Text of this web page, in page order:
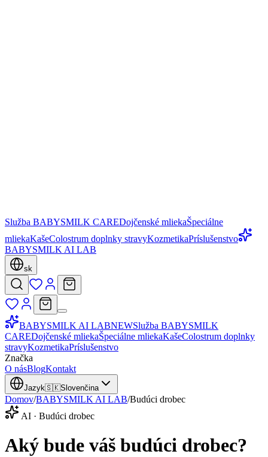
Služba BABYSMILK CAREDojčenské mliekaŠpeciálne
mliekaKašeColostrum doplnky stravyKozmetikaPríslušenstvo
BABYSMILK AI LAB
sk
BABYSMILK AI LABNEWSlužba BABYSMILK
CAREDojčenské mliekaŠpeciálne mliekaKašeColostrum doplnky
stravyKozmetikaPríslušenstvo
Značka
O násBlogKontakt
Jazyk🇸🇰Slovenčina
Domov/BABYSMILK AI LAB/Budúci drobec
AI · Budúci drobec
Aký bude váš budúci drobec?